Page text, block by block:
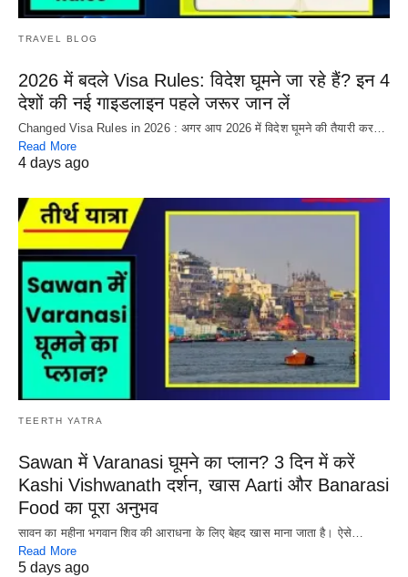
TRAVEL BLOG
2026 में बदले Visa Rules: विदेश घूमने जा रहे हैं? इन 4
देशों की नई गाइडलाइन पहले जरूर जान लें
Changed Visa Rules in 2026 : अगर आप 2026 में विदेश घूमने की तैयारी कर…
Read More
4 days ago
TEERTH YATRA
Sawan में Varanasi घूमने का प्लान? 3 दिन में करें
Kashi Vishwanath दर्शन, खास Aarti और Banarasi
Food का पूरा अनुभव
सावन का महीना भगवान शिव की आराधना के लिए बेहद खास माना जाता है। ऐसे…
Read More
5 days ago